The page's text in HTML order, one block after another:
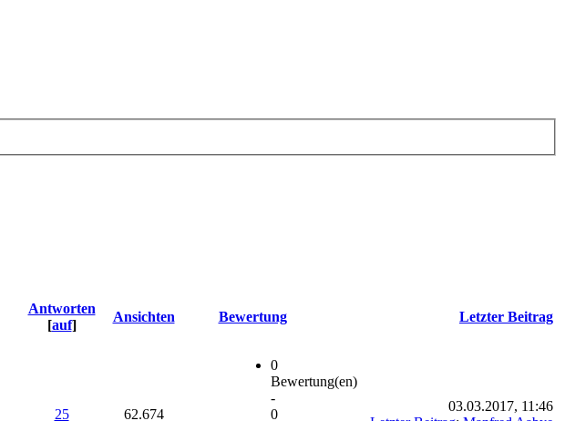
Antworten
[auf]
Ansichten Bewertung Letzter Beitrag
25 62.674
0
Bewertung(en)
-
0
03.03.2017, 11:46